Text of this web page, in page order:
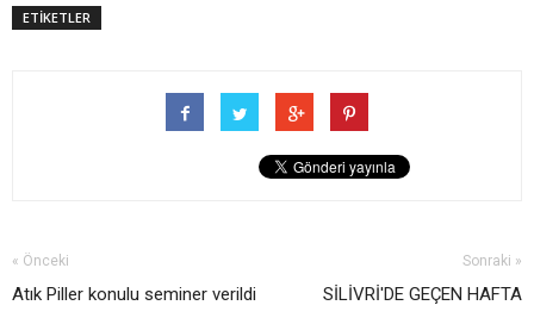
ETİKETLER
« Önceki
Atık Piller konulu seminer verildi
Sonraki »
SİLİVRİ'DE GEÇEN HAFTA